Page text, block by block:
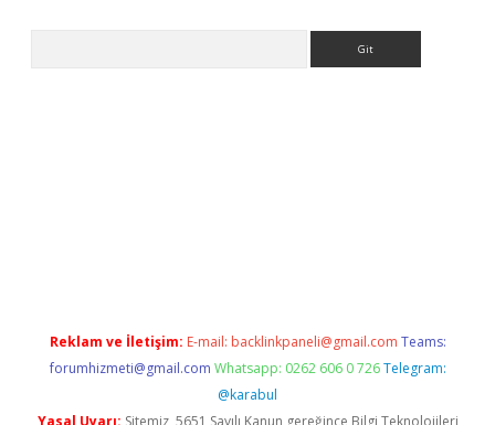
Reklam ve İletişim: E-mail: backlinkpaneli@gmail.com Teams:
forumhizmeti@gmail.com Whatsapp: 0262 606 0 726 Telegram:
@karabul
Yasal Uyarı: Sitemiz, 5651 Sayılı Kanun gereğince Bilgi Teknolojileri